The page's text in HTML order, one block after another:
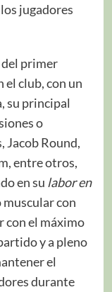
jugadores
primer
el club, con un
su principal
o
Jacob Round,
entre otros,
en su labor en
con
con el máximo
y a pleno
el
durante